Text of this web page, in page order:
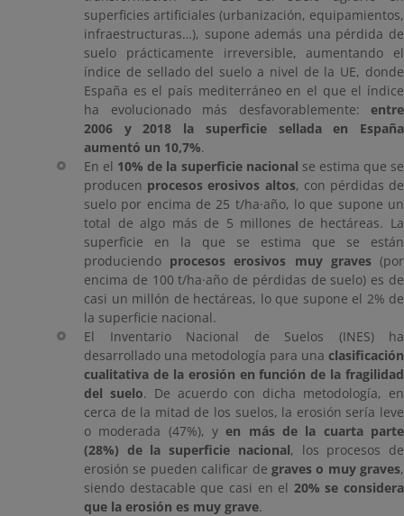
superficies artificiales (urbanización, equipamientos,
infraestructuras…), supone además una pérdida de
suelo prácticamente irreversible, aumentando el
índice de sellado del suelo a nivel de la UE, donde
España es el país mediterráneo en el que el índice
ha evolucionado más desfavorablemente: entre
2006 y 2018 la superficie sellada en España
aumentó un 10,7%.
En el 10% de la superficie nacional se estima que se
producen procesos erosivos altos, con pérdidas de
suelo por encima de 25 t/ha·año, lo que supone un
total de algo más de 5 millones de hectáreas. La
superficie en la que se estima que se están
produciendo procesos erosivos muy graves(por
encima de 100 t/ha·año de pérdidas de suelo) es de
casi un millón de hectáreas, lo que supone el 2% de
la superficie nacional.
El Inventario Nacional de Suelos (INES) ha
desarrollado una metodología para una clasificación
cualitativa de la erosión en función de la fragilidad
del suelo. De acuerdo con dicha metodología, en
cerca de la mitad de los suelos, la erosión sería leve
o moderada (47%), yen más de la cuarta parte
(28%) de la superficie nacional, los procesos de
erosión se pueden calificar de graves o muy graves,
siendo destacable que casi en el 20% se considera
que la erosión es muy grave.